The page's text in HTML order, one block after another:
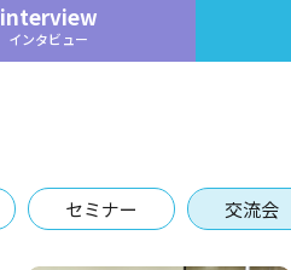
interview
インタビュー
セミナー 交流会